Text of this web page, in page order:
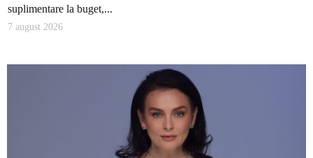
suplimentare la buget,...
7 august 2026